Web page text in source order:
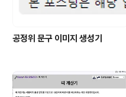
공정위 문구 이미지 생성기